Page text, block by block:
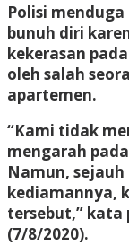
Polisi
bunuh diri
kekerasan
oleh salah
apartemen.
“Kami tidak
mengarah
Namun,
kediamannya,
tersebut,” kata
(7/8/2020).